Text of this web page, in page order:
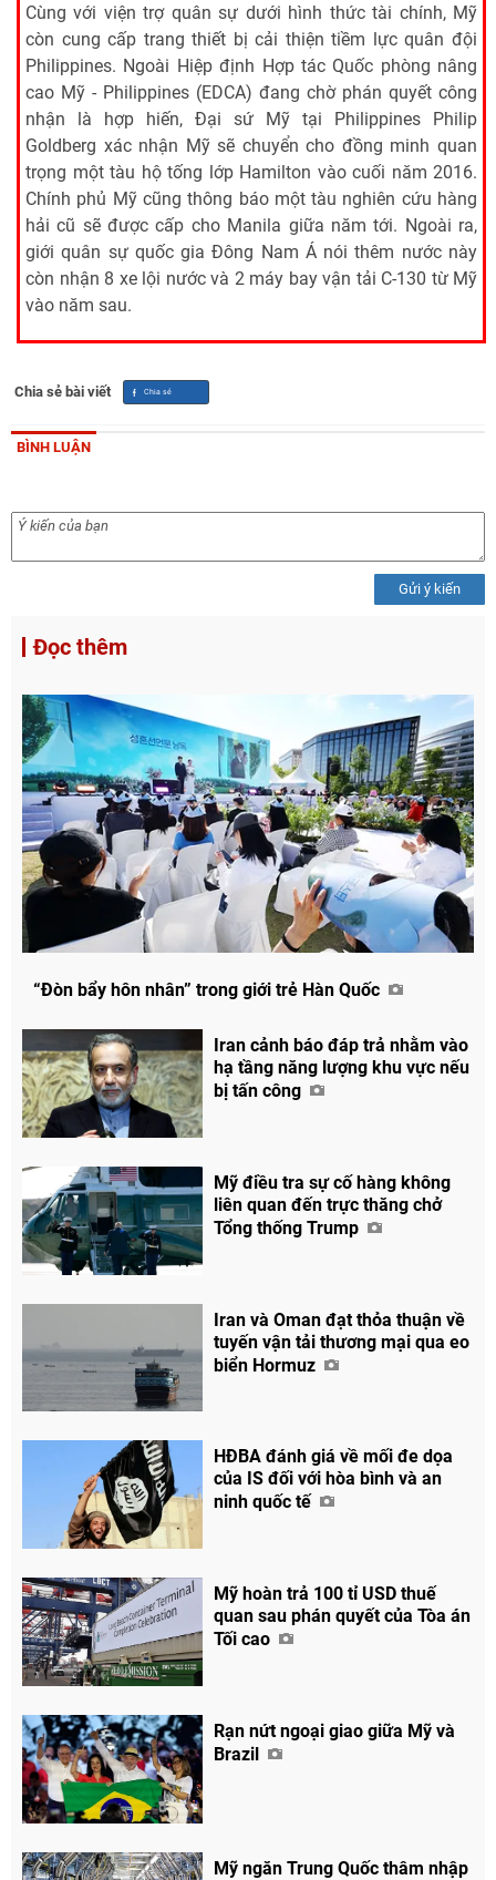
Cùng với viện trợ quân sự dưới hình thức tài chính, Mỹ
còn cung cấp trang thiết bị cải thiện tiềm lực quân đội
Philippines. Ngoài Hiệp định Hợp tác Quốc phòng nâng
cao Mỹ - Philippines (EDCA) đang chờ phán quyết công
nhận là hợp hiến, Đại sứ Mỹ tại Philippines Philip
Goldberg xác nhận Mỹ sẽ chuyển cho đồng minh quan
trọng một tàu hộ tống lớp Hamilton vào cuối năm 2016.
Chính phủ Mỹ cũng thông báo một tàu nghiên cứu hàng
hải cũ sẽ được cấp cho Manila giữa năm tới. Ngoài ra,
giới quân sự quốc gia Đông Nam Á nói thêm nước này
còn nhận 8 xe lội nước và 2 máy bay vận tải C-130 từ Mỹ
vào năm sau.
Chia sẻ bài viết
BÌNH LUẬN
Gửi ý kiến
Đọc thêm
“Đòn bẩy hôn nhân” trong giới trẻ Hàn Quốc
Iran cảnh báo đáp trả nhằm vào
hạ tầng năng lượng khu vực nếu
bị tấn công
Mỹ điều tra sự cố hàng không
liên quan đến trực thăng chở
Tổng thống Trump
Iran và Oman đạt thỏa thuận về
tuyến vận tải thương mại qua eo
biển Hormuz
HĐBA đánh giá về mối đe dọa
của IS đối với hòa bình và an
ninh quốc tế
Mỹ hoàn trả 100 tỉ USD thuế
quan sau phán quyết của Tòa án
Tối cao
Rạn nứt ngoại giao giữa Mỹ và
Brazil
Mỹ ngăn Trung Quốc thâm nhập